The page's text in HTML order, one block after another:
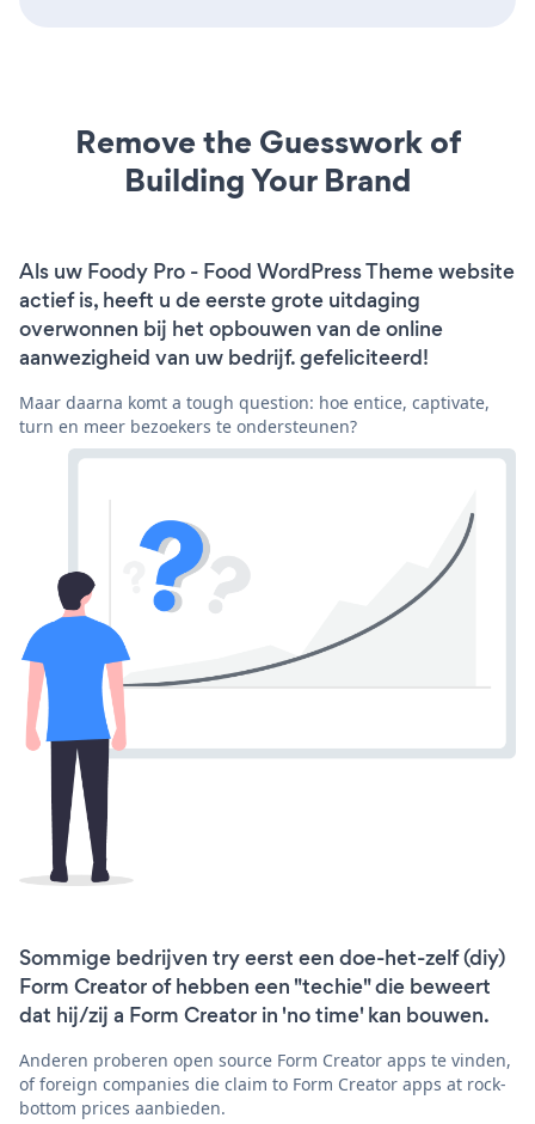
Remove the Guesswork of
Building Your Brand
Als uw Foody Pro - Food WordPress Theme website
actief is, heeft u de eerste grote uitdaging
overwonnen bij het opbouwen van de online
aanwezigheid van uw bedrijf. gefeliciteerd!
Maar daarna komt a tough question: hoe entice, captivate,
turn en meer bezoekers te ondersteunen?
Sommige bedrijven try eerst een doe-het-zelf (diy)
Form Creator of hebben een "techie" die beweert
dat hij/zij a Form Creator in 'no time' kan bouwen.
Anderen proberen open source Form Creator apps te vinden,
of foreign companies die claim to Form Creator apps at rock-
bottom prices aanbieden.